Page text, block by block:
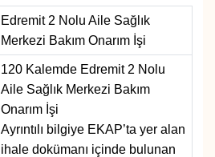
Edremit 2 Nolu Aile Sağlık
Merkezi Bakım Onarım İşi
120 Kalemde Edremit 2 Nolu
Aile Sağlık Merkezi Bakım
Onarım İşi
Ayrıntılı bilgiye EKAP’ta yer alan
ihale dokümanı içinde bulunan